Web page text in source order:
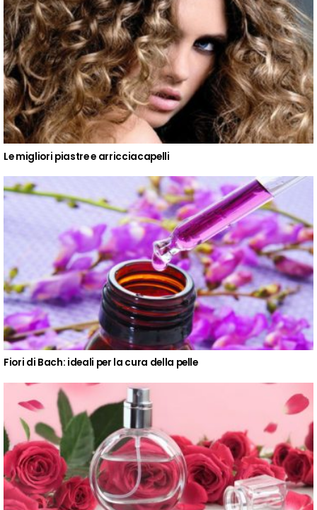
Le migliori piastre e arricciacapelli
Fiori di Bach: ideali per la cura della pelle